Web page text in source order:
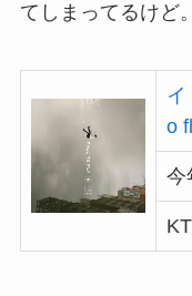
てしまってるけど。
o
今